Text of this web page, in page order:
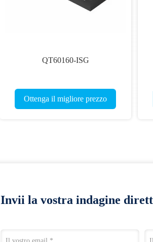
QT60160-ISG
Ottenga il migliore prezzo
Invii la vostra indagine